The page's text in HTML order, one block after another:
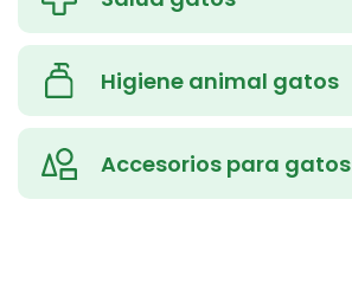
Higiene animal gatos
Accesorios para gatos